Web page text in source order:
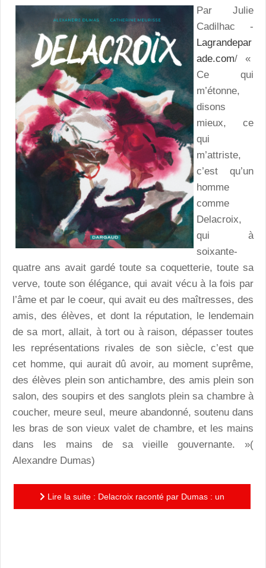
Par Julie
Cadilhac -
Lagrandepar
ade.com/ «
Ce qui
m’étonne,
disons
mieux, ce
qui
m’attriste,
c’est qu’un
homme
comme
Delacroix,
qui à
soixante-
quatre ans avait gardé toute sa coquetterie, toute sa
verve, toute son élégance, qui avait vécu à la fois par
l’âme et par le coeur, qui avait eu des maîtresses, des
amis, des élèves, et dont la réputation, le lendemain
de sa mort, allait, à tort ou à raison, dépasser toutes
les représentations rivales de son siècle, c’est que
cet homme, qui aurait dû avoir, au moment suprême,
des élèves plein son antichambre, des amis plein son
salon, des soupirs et des sanglots plein sa chambre à
coucher, meure seul, meure abandonné, soutenu dans
les bras de son vieux valet de chambre, et les mains
dans les mains de sa vieille gouvernante. »(
Alexandre Dumas)
Lire la suite : Delacroix raconté par Dumas : un